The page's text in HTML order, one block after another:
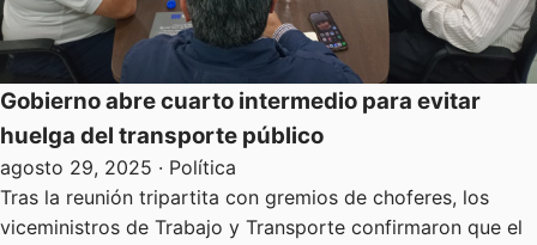
Gobierno abre cuarto intermedio para evitar
huelga del transporte público
agosto 29, 2025 · Política
Tras la reunión tripartita con gremios de choferes, los
viceministros de Trabajo y Transporte confirmaron que el